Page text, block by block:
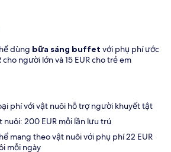
dùng bữa sáng buffet với phụ phí ước
cho người lớn và 15 EUR cho trẻ em
phí với vật nuôi hỗ trợ người khuyết tật
nuôi: 200 EUR mỗi lần lưu trú
mang theo vật nuôi với phụ phí 22 EUR
mỗi ngày